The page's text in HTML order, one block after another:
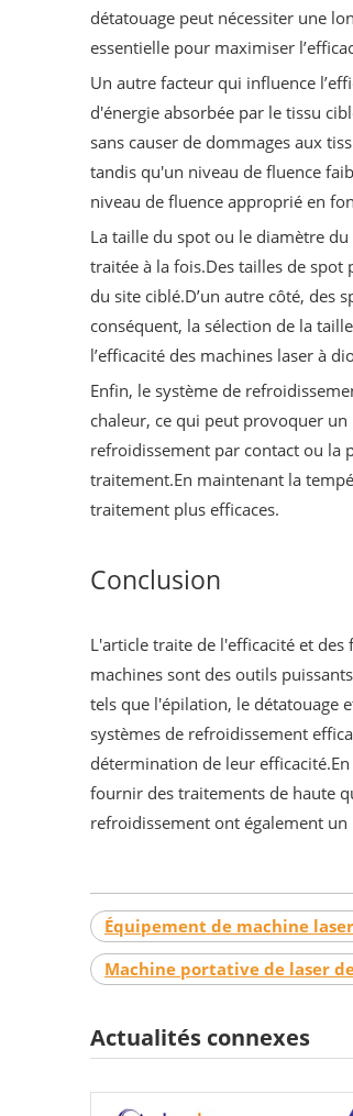
détatouage peut nécessiter une
essentielle pour maximiser
Un autre facteur qui influence
d'énergie absorbée par le tissu
sans causer de dommages aux
tandis qu'un niveau de fluence
niveau de fluence approprié en
La taille du spot ou le diamètre
traitée à la fois.Des tailles de
du site ciblé.D’un autre côté, des
conséquent, la sélection de la
l’efficacité des machines laser à
Enfin, le système de
chaleur, ce qui peut provoquer
refroidissement par contact ou la
traitement.En maintenant la
traitement plus efficaces.
Conclusion
L'article traite de l'efficacité et
machines sont des outils
tels que l'épilation, le détatouage
systèmes de refroidissement
détermination de leur
fournir des traitements de haute
refroidissement ont également un
Équipement de machine
Machine portative de laser
Actualités connexes